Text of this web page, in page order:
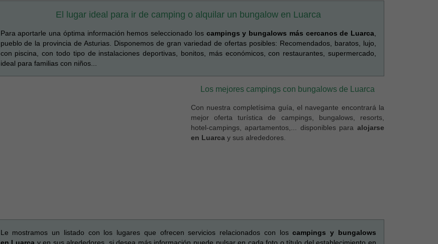
El lugar ideal para ir de camping o alquilar un bungalow en Luarca
Para aportarle una óptima información hemos seleccionado los campings y bungalows más cercanos de Luarca
pueblo de la provincia de Asturias. Disponemos de gran variedad de ofertas posibles: Recomendados, baratos, lujo,
con piscina, con todo tipo de instalaciones deportivas, bonitos, más económicos, con restaurantes, supermercado,
ideal para familias con niños...
Los mejores campings con bungalows de Luarca
Con nuestra completísima guía, el navegante encontrará la
mejor oferta turística de campings, bungalows, resorts,
hotel-campings, apartamentos,... disponibles para alojarse
en Luarca y sus alrededores.
Le mostramos un listado con los lugares que ofrecen servicios relacionados con loscampings y bungalows